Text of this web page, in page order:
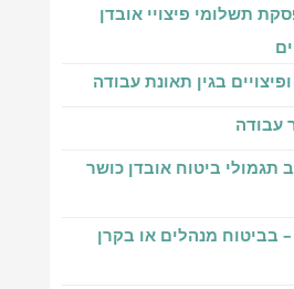
תשלומי פיצויי אובדן
בגין תאונת עבודה
עבודה
תגמולי ביטוח אובדן כושר
בביטוח מנהלים או בקרן